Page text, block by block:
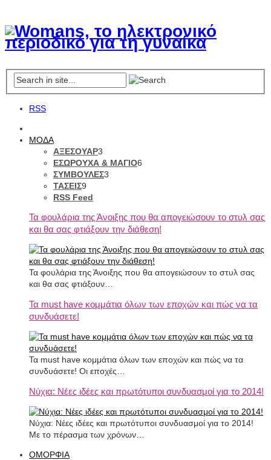
RSS
ΜΟΔΑ
ΑΞΕΣΟΥΑΡ3
ΕΣΩΡΟΥΧΑ & ΜΑΓΙΟ6
ΣΥΜΒΟΥΛΕΣ3
ΤΑΣΕΙΣ9
RSS Feed
Τα φουλάρια της Άνοιξης που θα απογειώσουν το στυλ σας
και θα σας φτιάξουν την διάθεση!
Τα φουλάρια της Άνοιξης που θα απογειώσουν το στυλ σας
και θα σας φτιάξουν…
Τα must have κομμάτια όλων των εποχών και πώς να τα
συνδυάσετε!
Τα must have κομμάτια όλων των εποχών και πώς να τα
συνδυάσετε! Οι εποχές…
Νύχια: Νέες ιδέες και πρωτότυποι συνδυασμοί για το 2014!
Νύχια: Νέες ιδέες και πρωτότυποι συνδυασμοί για το 2014!
Με το πέρασμα των χρόνων…
ΟΜΟΡΦΙΑ